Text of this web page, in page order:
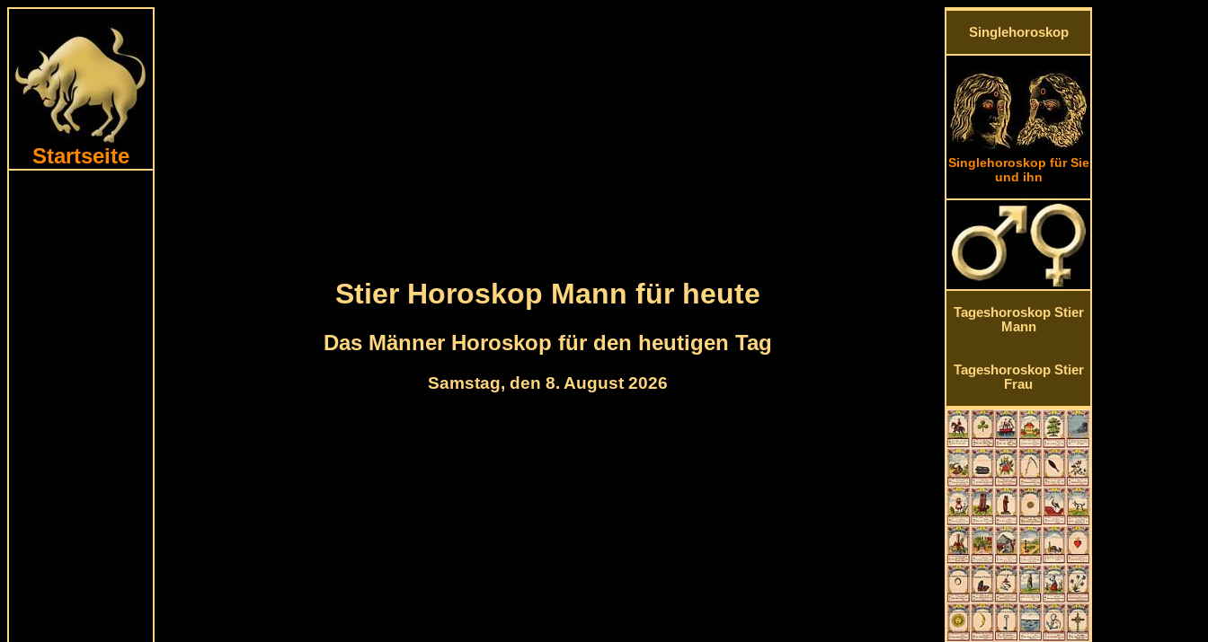
Startseite
Stier Horoskop Mann für heute
Das Männer Horoskop für den heutigen Tag
Samstag, den 8. August 2026
Singlehoroskop
Singlehoroskop für Sie
und ihn
Tageshoroskop Stier
Mann
Tageshoroskop Stier
Frau